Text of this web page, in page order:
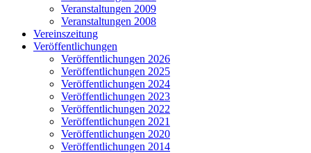
Veranstaltungen 2009
Veranstaltungen 2008
Vereinszeitung
Veröffentlichungen
Veröffentlichungen 2026
Veröffentlichungen 2025
Veröffentlichungen 2024
Veröffentlichungen 2023
Veröffentlichungen 2022
Veröffentlichungen 2021
Veröffentlichungen 2020
Veröffentlichungen 2014